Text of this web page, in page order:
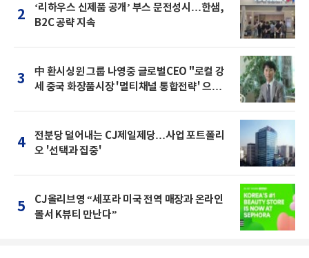
2
‘리하우스 신제품 공개’ 부스 문전성시…한샘,
B2C 공략 지속
3
中 환시싱윈 그룹 나영중 글로벌CEO "로컬 강
세 중국 화장품시장 '멀티채널 통합전략' 으로
4
전분당 덜어내는 CJ제일제당…사업 포트폴리
오 '선택과 집중'
5
CJ올리브영 “세포라 미국 전역 매장과 온라인
몰서 K뷰티 만난다”